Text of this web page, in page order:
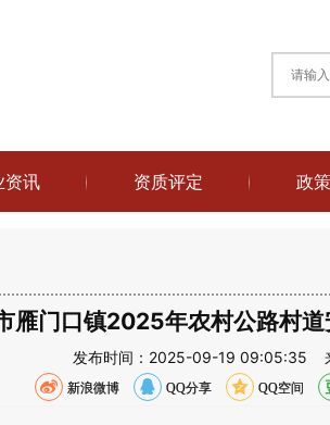
资讯 资质评定 政
雁门口镇2025年农村公路村
发布时间：2025-09-19 09:05:35
新浪微博 QQ分享 QQ空间